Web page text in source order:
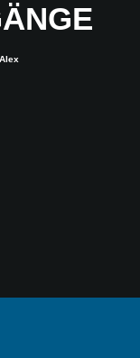
Alex